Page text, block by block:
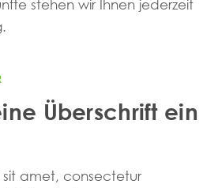
stehen wir Ihnen jederzeit
Überschrift ein
sit amet, consectetur